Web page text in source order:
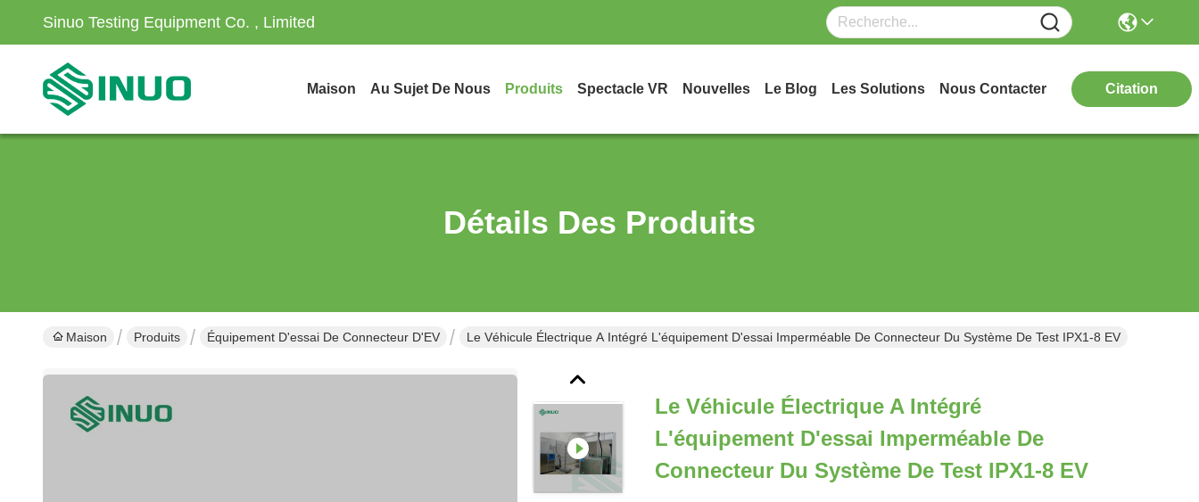
Sinuo Testing Equipment Co. , Limited
Maison Au Sujet De Nous Produits Spectacle VR Nouvelles Le Blog Les Solutions Nous Contacter Citation
Détails Des Produits
Maison Produits Équipement D'essai De Connecteur D'EV Le Véhicule Électrique A Intégré L'équipement D'essai Imperméable De Connecteur Du Système De Test IPX1-8 EV
Le Véhicule Électrique A Intégré
L'équipement D'essai Imperméable De
Connecteur Du Système De Test IPX1-8 EV